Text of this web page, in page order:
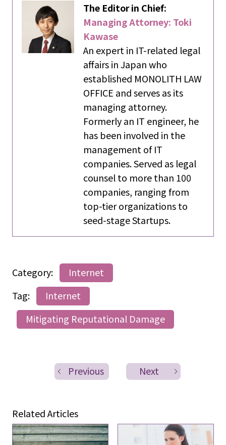
The Editor in Chief:
Managing Attorney: Toki
Kawase
An expert in IT-related legal
affairs in Japan who
established MONOLITH LAW
OFFICE and serves as its
managing attorney.
Formerly an IT engineer, he
has been involved in the
management of IT
companies. Served as legal
counsel to more than 100
companies, ranging from
top-tier organizations to
seed-stage Startups.
Category:
Internet
Tag:
Internet
Mitigating Reputational Damage
Previous Next
Related Articles